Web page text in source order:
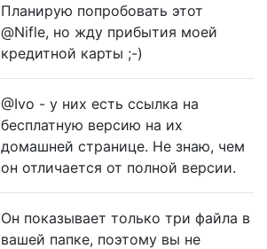
Планирую попробовать этот
@Nifle, но жду прибытия моей
кредитной карты ;-)
@Ivo - у них есть ссылка на
бесплатную версию на их
домашней странице. Не знаю, чем
он отличается от полной версии.
Он показывает только три файла в
вашей папке, поэтому вы не